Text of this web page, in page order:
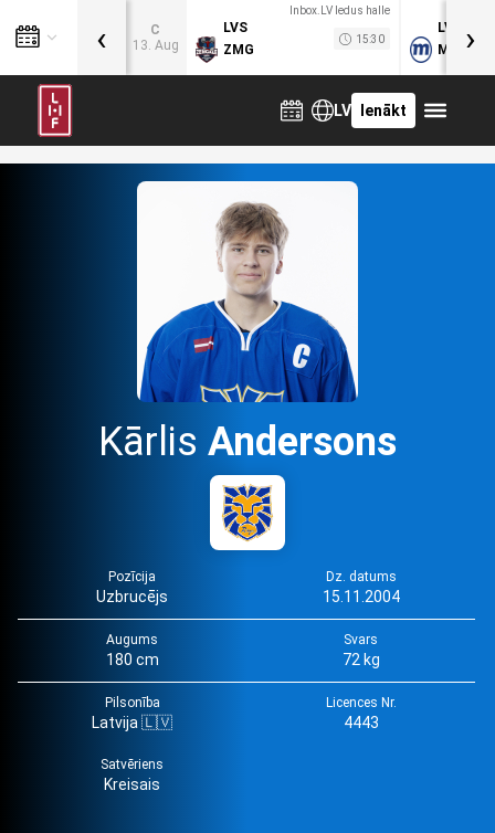
C
13. Aug
Inbox.LV ledus halle
LVS
ZMG
15:30
LVB
MOG
‹ ›
LV Ienākt
Kārlis Andersons
Pozīcija
Uzbrucējs
Dz. datums
15.11.2004
Augums
180 cm
Svars
72 kg
Pilsonība
Latvija 🇱🇻
Licences Nr.
4443
Satvēriens
Kreisais